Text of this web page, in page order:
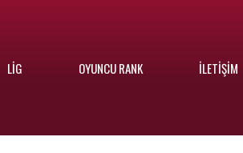
LIG OYUNCU RANK İLETIŞIM